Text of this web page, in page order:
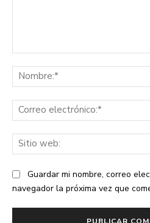
Guardar mi nombre, correo
navegador la próxima vez que